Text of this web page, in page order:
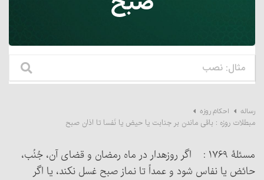
رساله احکام روزه
مبطلات روزه : باقی ماندن بر جنابت یا حیض یا نَفسا تا اذان صبح
مسئلۀ ۱۷۶۹ : اگر روزه‏دار در ماه رمضان و قضای آن، جُنُب،
حائض یا نفاس شود و عمداً تا نماز صبح غسل نکند، یا اگر